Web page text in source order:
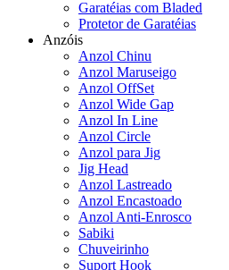
Garatéias com Bladed
Protetor de Garatéias
Anzóis
Anzol Chinu
Anzol Maruseigo
Anzol OffSet
Anzol Wide Gap
Anzol In Line
Anzol Circle
Anzol para Jig
Jig Head
Anzol Lastreado
Anzol Encastoado
Anzol Anti-Enrosco
Sabiki
Chuveirinho
Suport Hook